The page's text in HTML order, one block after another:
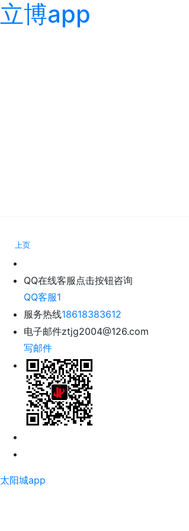
立博app
上页
QQ在线客服 点击按钮咨询
QQ客服1
服务热线18618383612
电子邮件ztjg2004@126.com
写邮件
太阳城app